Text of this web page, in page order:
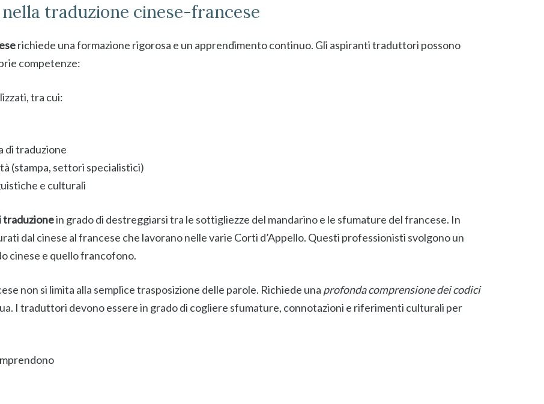
traduzione cinese-francese
richiede una formazione rigorosa e un apprendimento continuo. Gli aspiranti traduttori possono
competenze:
tra cui:
di traduzione
(stampa, settori specialistici)
e culturali
traduzionein grado di destreggiarsi tra le sottigliezze del mandarino e le sfumature del francese. In
dal cinese al francese che lavorano nelle varie Corti d’Appello. Questi professionisti svolgono un
cinese e quello francofono.
non si limita alla semplice trasposizione delle parole. Richiede una profonda comprensione dei codici
I traduttori devono essere in grado di cogliere sfumature, connotazioni e riferimenti culturali per